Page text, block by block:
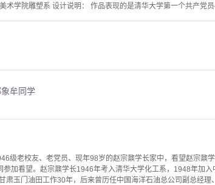
术学院雕塑系 设计说明： 作品表现的是清华大学第一个共产党
牟同学
级老校友、老党员、现年98岁的赵宗鼐学长家中，看望赵宗鼐
加看望。赵宗鼐学长1946年考入清华大学化工系，1948年加
玉门油田工作30年，后来曾历任中国海洋石油总公司副总经理